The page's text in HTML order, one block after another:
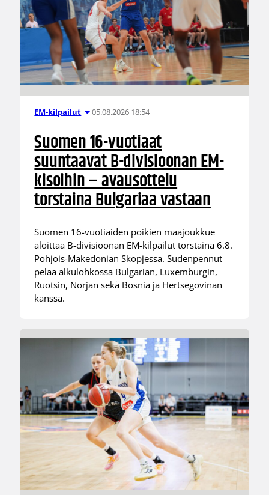
EM-kilpailut 05.08.2026 18:54
Suomen 16-vuotiaat
suuntaavat B-divisioonan EM-
kisoihin – avausottelu
torstaina Bulgariaa vastaan
Suomen 16-vuotiaiden poikien maajoukkue
aloittaa B-divisioonan EM-kilpailut torstaina 6.8.
Pohjois-Makedonian Skopjessa. Sudenpennut
pelaa alkulohkossa Bulgarian, Luxemburgin,
Ruotsin, Norjan sekä Bosnia ja Hertsegovinan
kanssa.